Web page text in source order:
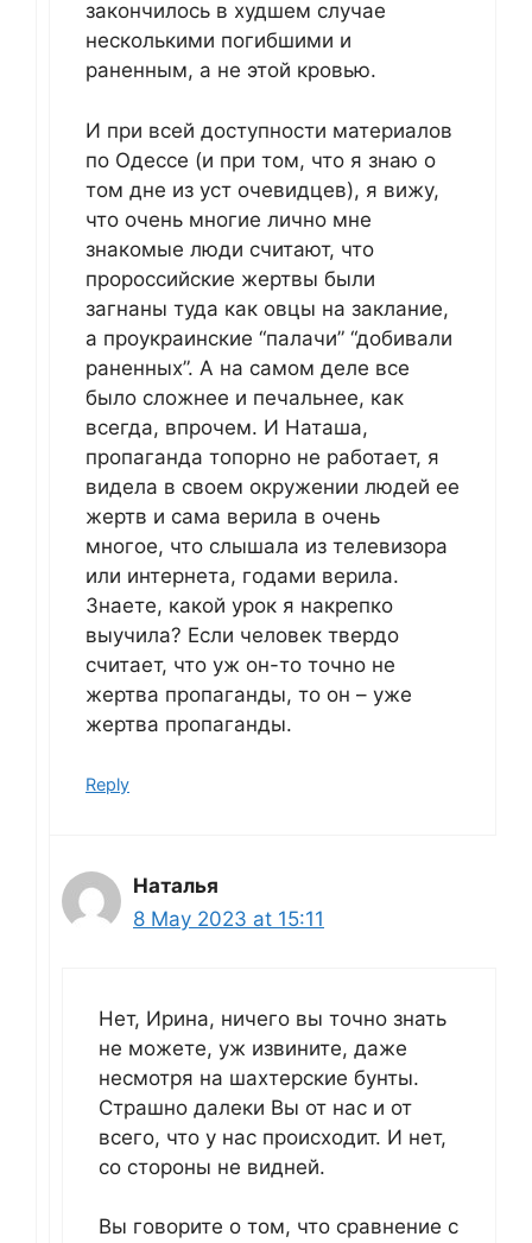
закончилось в худшем случае
несколькими погибшими и
раненным, а не этой кровью.
И при всей доступности материалов
по Одессе (и при том, что я знаю о
том дне из уст очевидцев), я вижу,
что очень многие лично мне
знакомые люди считают, что
пророссийские жертвы были
загнаны туда как овцы на заклание,
а проукраинские “палачи” “добивали
раненных”. А на самом деле все
было сложнее и печальнее, как
всегда, впрочем. И Наташа,
пропаганда топорно не работает, я
видела в своем окружении людей ее
жертв и сама верила в очень
многое, что слышала из телевизора
или интернета, годами верила.
Знаете, какой урок я накрепко
выучила? Если человек твердо
считает, что уж он-то точно не
жертва пропаганды, то он – уже
жертва пропаганды.
Reply
Наталья
8 May 2023 at 15:11
Нет, Ирина, ничего вы точно знать
не можете, уж извините, даже
несмотря на шахтерские бунты.
Страшно далеки Вы от нас и от
всего, что у нас происходит. И нет,
со стороны не видней.
Вы говорите о том, что сравнение с